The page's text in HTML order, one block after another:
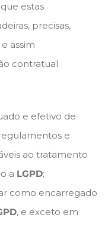
estas
precisas,
assim
contratual
e efetivo de
e
ao tratamento
a LGPD;
como encarregado
, e exceto em